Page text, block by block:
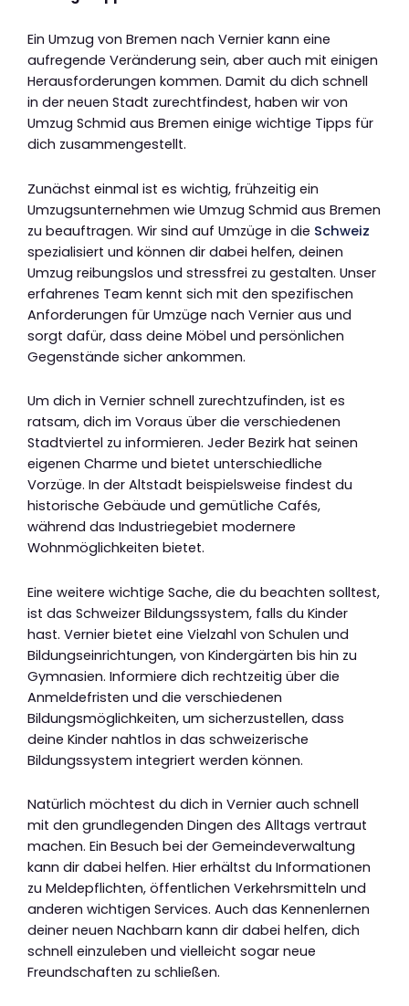
Ein Umzug von Bremen nach Vernier kann eine
aufregende Veränderung sein, aber auch mit einigen
Herausforderungen kommen. Damit du dich schnell
in der neuen Stadt zurechtfindest, haben wir von
Umzug Schmid aus Bremen einige wichtige Tipps für
dich zusammengestellt.
Zunächst einmal ist es wichtig, frühzeitig ein
Umzugsunternehmen wie Umzug Schmid aus Bremen
zu beauftragen. Wir sind auf Umzüge in die Schweiz
spezialisiert und können dir dabei helfen, deinen
Umzug reibungslos und stressfrei zu gestalten. Unser
erfahrenes Team kennt sich mit den spezifischen
Anforderungen für Umzüge nach Vernier aus und
sorgt dafür, dass deine Möbel und persönlichen
Gegenstände sicher ankommen.
Um dich in Vernier schnell zurechtzufinden, ist es
ratsam, dich im Voraus über die verschiedenen
Stadtviertel zu informieren. Jeder Bezirk hat seinen
eigenen Charme und bietet unterschiedliche
Vorzüge. In der Altstadt beispielsweise findest du
historische Gebäude und gemütliche Cafés,
während das Industriegebiet modernere
Wohnmöglichkeiten bietet.
Eine weitere wichtige Sache, die du beachten solltest,
ist das Schweizer Bildungssystem, falls du Kinder
hast. Vernier bietet eine Vielzahl von Schulen und
Bildungseinrichtungen, von Kindergärten bis hin zu
Gymnasien. Informiere dich rechtzeitig über die
Anmeldefristen und die verschiedenen
Bildungsmöglichkeiten, um sicherzustellen, dass
deine Kinder nahtlos in das schweizerische
Bildungssystem integriert werden können.
Natürlich möchtest du dich in Vernier auch schnell
mit den grundlegenden Dingen des Alltags vertraut
machen. Ein Besuch bei der Gemeindeverwaltung
kann dir dabei helfen. Hier erhältst du Informationen
zu Meldepflichten, öffentlichen Verkehrsmitteln und
anderen wichtigen Services. Auch das Kennenlernen
deiner neuen Nachbarn kann dir dabei helfen, dich
schnell einzuleben und vielleicht sogar neue
Freundschaften zu schließen.